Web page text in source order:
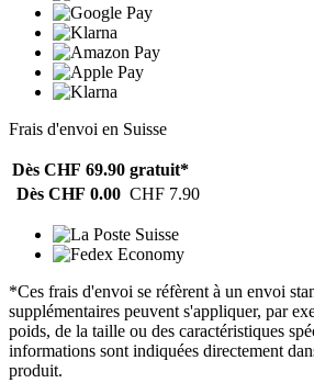
Frais d'envoi en Suisse
Dès CHF 69.90 gratuit*
Dès CHF 0.00 CHF 7.90
*Ces frais d'envoi se réfèrent à un envoi
supplémentaires peuvent s'appliquer, par
poids, de la taille ou des caractéristiques
informations sont indiquées directement
produit.